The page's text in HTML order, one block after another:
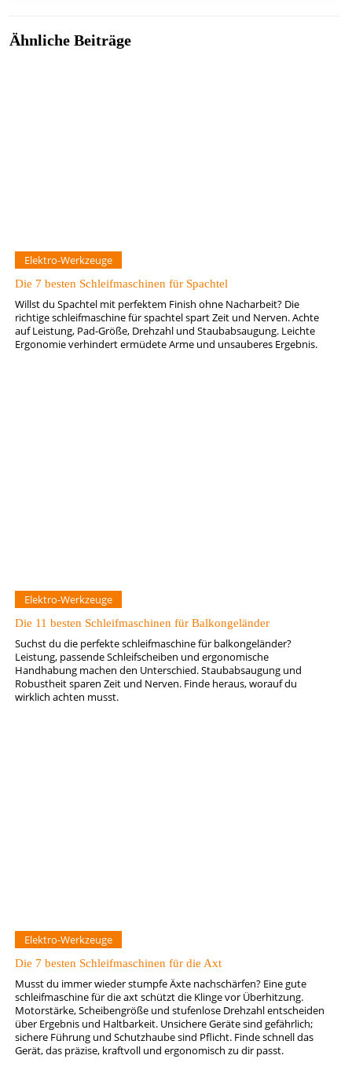
Ähnliche Beiträge
Elektro-Werkzeuge
Die 7 besten Schleifmaschinen für Spachtel
Willst du Spachtel mit perfektem Finish ohne Nacharbeit? Die
richtige schleifmaschine für spachtel spart Zeit und Nerven. Achte
auf Leistung, Pad-Größe, Drehzahl und Staubabsaugung. Leichte
Ergonomie verhindert ermüdete Arme und unsauberes Ergebnis.
Elektro-Werkzeuge
Die 11 besten Schleifmaschinen für Balkongeländer
Suchst du die perfekte schleifmaschine für balkongeländer?
Leistung, passende Schleifscheiben und ergonomische
Handhabung machen den Unterschied. Staubabsaugung und
Robustheit sparen Zeit und Nerven. Finde heraus, worauf du
wirklich achten musst.
Elektro-Werkzeuge
Die 7 besten Schleifmaschinen für die Axt
Musst du immer wieder stumpfe Äxte nachschärfen? Eine gute
schleifmaschine für die axt schützt die Klinge vor Überhitzung.
Motorstärke, Scheibengröße und stufenlose Drehzahl entscheiden
über Ergebnis und Haltbarkeit. Unsichere Geräte sind gefährlich;
sichere Führung und Schutzhaube sind Pflicht. Finde schnell das
Gerät, das präzise, kraftvoll und ergonomisch zu dir passt.